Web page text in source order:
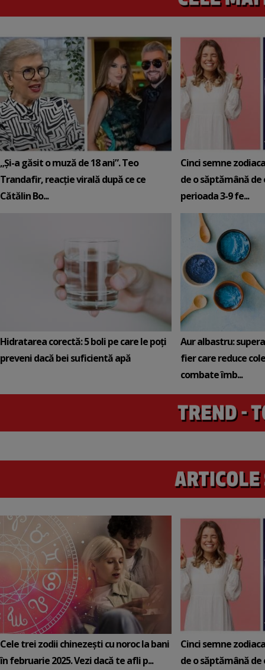
„Și-a găsit o muză de 18 ani”. Teo
Trandafir, reacție virală după ce ce
Cătălin Bo...
Cinci semne
de o săptămână de
perioada 3-9 fe...
Hidratarea corectă: 5 boli pe care le poți
preveni dacă bei suficientă apă
Aur albastru:
fier care reduce
combate îmb...
Cele trei zodii chinezești cu noroc la bani
în februarie 2025. Vezi dacă te afli p...
Cinci semne
de o săptămână de